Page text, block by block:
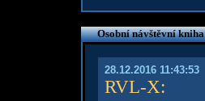
Osobní návštěvní kniha
28.12.2016 11:43:53
RVL-X: